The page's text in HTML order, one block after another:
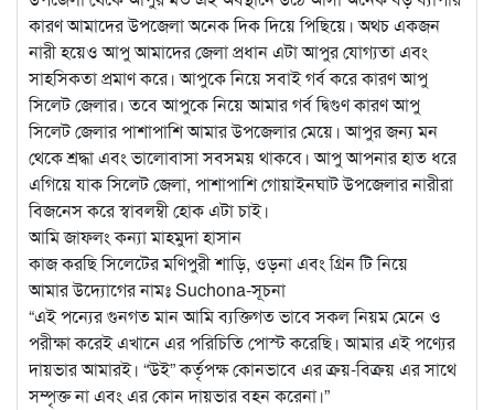
কারণ আমাদের উপজেলা অনেক দিক দিয়ে পিছিয়ে। অথচ একজন
নারী হয়েও আপু আমাদের জেলা প্রধান এটা আপুর যোগ্যতা এবং
সাহসিকতা প্রমাণ করে। আপুকে নিয়ে সবাই গর্ব করে কারণ আপু
সিলেট জেলার। তবে আপুকে নিয়ে আমার গর্ব দ্বিগুণ কারণ আপু
সিলেট জেলার পাশাপাশি আমার উপজেলার মেয়ে। আপুর জন্য মন
থেকে শ্রদ্ধা এবং ভালোবাসা সবসময় থাকবে। আপু আপনার হাত ধরে
এগিয়ে যাক সিলেট জেলা, পাশাপাশি গোয়াইনঘাট উপজেলার নারীরা
বিজনেস করে স্বাবলম্বী হোক এটা চাই।
আমি জাফলং কন্যা মাহমুদা হাসান
কাজ করছি সিলেটের মণিপুরী শাড়ি, ওড়না এবং গ্রিন টি নিয়ে
আমার উদ্যোগের নামঃ Suchona-সূচনা
“এই পন্যের গুনগত মান আমি ব্যক্তিগত ভাবে সকল নিয়ম মেনে ও
পরীক্ষা করেই এখানে এর পরিচিতি পোস্ট করেছি। আমার এই পণ্যের
দায়ভার আমারই। “উই” কর্তৃপক্ষ কোনভাবে এর ক্রয়-বিক্রয় এর সাথে
সম্পৃক্ত না এবং এর কোন দায়ভার বহন করেনা।”